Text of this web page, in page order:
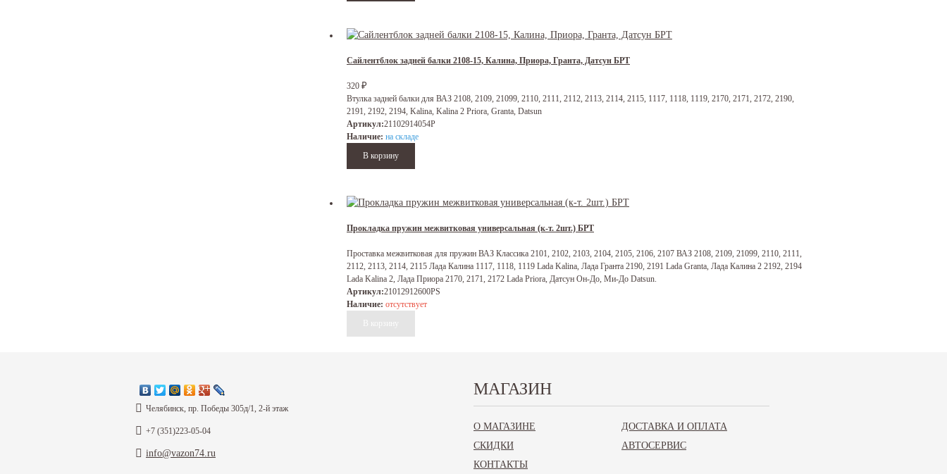
Сайлентблок задней балки 2108-15, Калина, Приора, Гранта, Датсун БРТ
320 ₽
Втулка задней балки для ВАЗ 2108, 2109, 21099, 2110, 2111, 2112, 2113, 2114, 2115, 1117, 1118, 1119, 2170, 2171, 2172, 2190,
2191, 2192, 2194, Kalina, Kalina 2 Priora, Granta, Datsun
Артикул:21102914054Р
Наличие: на складе
Прокладка пружин межвитковая универсальная (к-т. 2шт.) БРТ
Проставка межвитковая для пружин ВАЗ Классика 2101, 2102, 2103, 2104, 2105, 2106, 2107 ВАЗ 2108, 2109, 21099, 2110, 2111,
2112, 2113, 2114, 2115 Лада Калина 1117, 1118, 1119 Lada Kalina, Лада Гранта 2190, 2191 Lada Granta, Лада Калина 2 2192, 2194
Lada Kalina 2, Лада Приора 2170, 2171, 2172 Lada Priora, Датсун Он-До, Ми-До Datsun.
Артикул:21012912600PS
Наличие: отсутствует
Задний ступичный подшипник 2108-15, Калина, Приора, Гранта, Датсун AT
Подшипник задней ступицы ВАЗ 2108, 2109, 2110, 2111, 2112, 2113, 2114, 2115, 1117, 1118, 1119, 2170, 2190, 2192 Kalina,
Priora, Granta, Datsun, также передний ступичный для ОКА 1111
Челябинск, пр. Победы 305д/1, 2-й этаж
+7 (351)223-05-04
info@vazon74.ru
МАГАЗИН
О МАГАЗИНЕ
ДОСТАВКА И ОПЛАТА
СКИДКИ
АВТОСЕРВИС
КОНТАКТЫ